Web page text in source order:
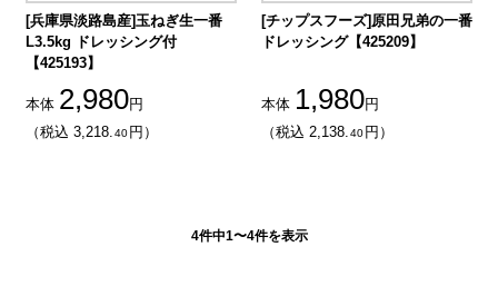
[兵庫県淡路島産]玉ねぎ生一番
L3.5kg ドレッシング付
【425193】
本体 2,980円
（税込 3,218.40 円）
[チップスフーズ]原田兄弟の一番
ドレッシング【425209】
本体 1,980円
（税込 2,138.40 円）
4件中1〜4件を表示